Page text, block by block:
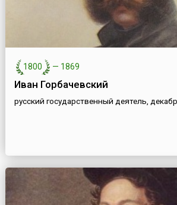
1800 — 1869
Иван Горбачевский
русский государственный деятель,